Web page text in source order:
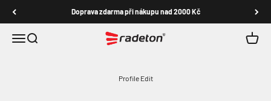
Doprava zdarma při nákupu nad 2000 Kč
Nabídka
Hledat Radeton shop Košík
Profile Edit